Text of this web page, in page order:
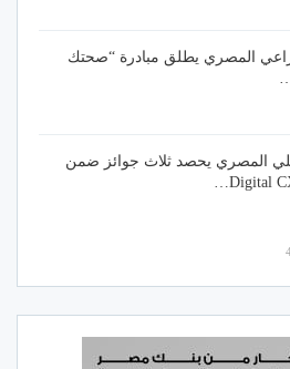
المصري يطلق مبادرة “صحتك
المصري يحصد ثلاث جوائز ضمن
Digital